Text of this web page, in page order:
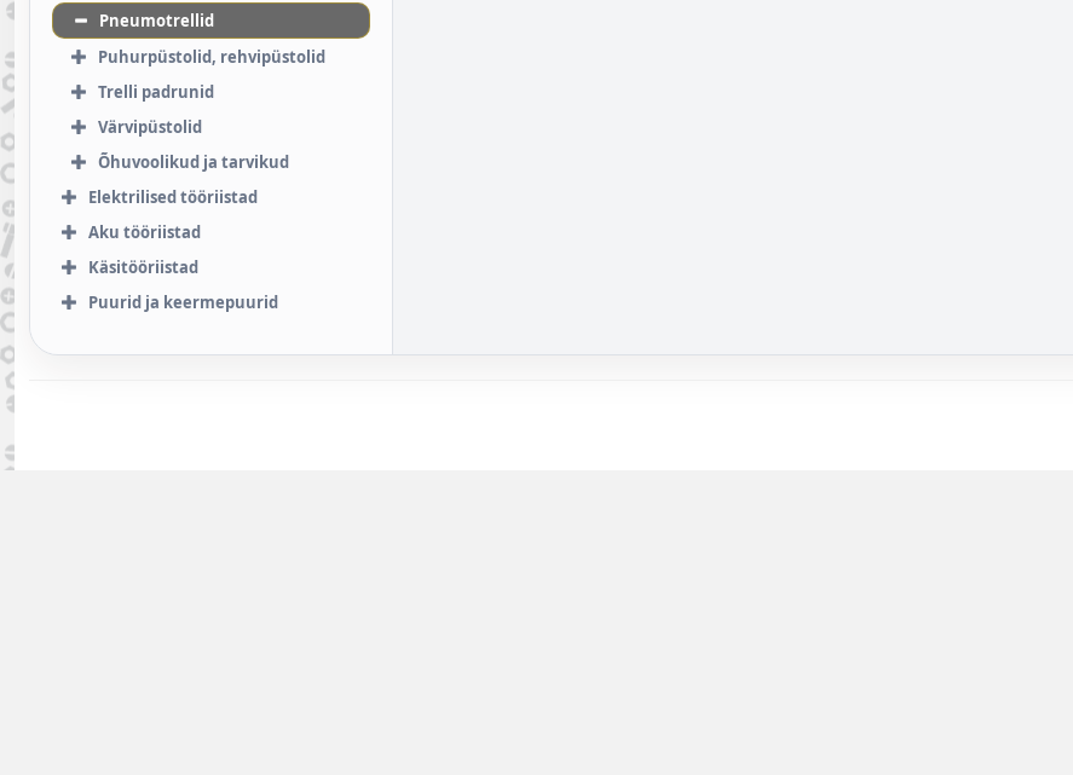
Pneumotrellid
Puhurpüstolid, rehvipüstolid
Trelli padrunid
Värvipüstolid
Õhuvoolikud ja tarvikud
Elektrilised tööriistad
Aku tööriistad
Käsitööriistad
Puurid ja keermepuurid